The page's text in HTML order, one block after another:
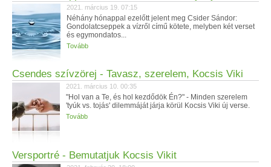
2021. március 19. 07:15
Néhány hónappal ezelőtt jelent meg Csider Sándor:
Gondolatcseppek a vízről című kötete, melyben két verset
és egymondatos...
Tovább
Csendes szívzörej - Tavasz, szerelem, Kocsis Viki
2021. március 10. 00:35
"Hol van a Te, és hol kezdődök Én?" - Minden szerelem
'tyúk vs. tojás' dilemmáját járja körül Kocsis Viki új verse.
Tovább
Versportré - Bemutatjuk Kocsis Vikit